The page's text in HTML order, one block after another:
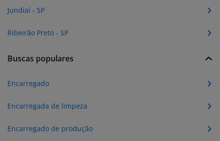
Jundiaí - SP
Ribeirão Preto - SP
Buscas populares
Encarregado
Encarregada de limpeza
Encarregado de produção